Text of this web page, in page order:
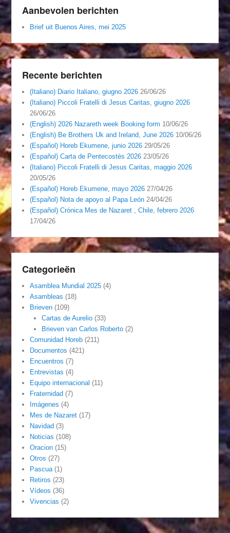
Aanbevolen berichten
Brief uit Buenos Aires, mei 2025
Recente berichten
(Italiano) Diario Italiano, giugno 2026 26/06/26
(Italiano) Piccoli Fratelli di Jesus Caritas, giugno 2026
26/06/26
(English) 2026 Nazareth week Booking form 10/06/26
(English) Be Brothers Uk and Ireland, June 2026 10/06/26
(Español) Horeb Ekumene, junio 2026 29/05/26
(Español) Carta de Pentecostés 2026 23/05/26
(Italiano) Piccoli Fratelli di Jesus Caritas, maggio 2026
20/05/26
(Español) Horeb Ekumene, mayo 2026 27/04/26
(Español) Nota de apoyo al Papa León 24/04/26
(Español) Crónica Mes de Nazaret , Chile, febrero 2026
17/04/26
Categorieën
Asamblea Mundial 2025 (4)
Asambleas (18)
Brieven (109)
Cartas de Aurelio(33)
Brieven van Carlos Roberto(2)
Comunidad Horeb (211)
Documentos (421)
Encuentros (7)
Entrevistas (4)
Equipo internacional (11)
Fraternidad (7)
Imágenes (4)
Mes de Nazaret (17)
Navidad (3)
Noticias (108)
Oracion (15)
Otros (27)
Pascua (1)
Retiros (23)
Vídeos (36)
Vivencias (2)